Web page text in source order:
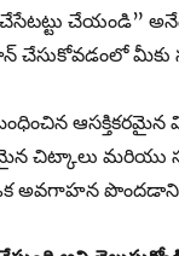
చేయండి”
చేసుకోవడంలో
చిట్కాలు మరియు
అవగాహన